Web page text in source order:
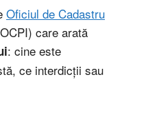
Oficiul de Cadastru
care arată
: cine este
ce interdicții sau